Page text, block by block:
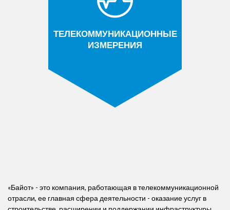
ТЕЛЕКОММУНИКАЦИОННЫЕ
ИЗМЕРЕНИЯ
«Байот» - это компания, работающая в телекоммуникационной
отрасли, ее главная сфера деятельности - оказание услуг в